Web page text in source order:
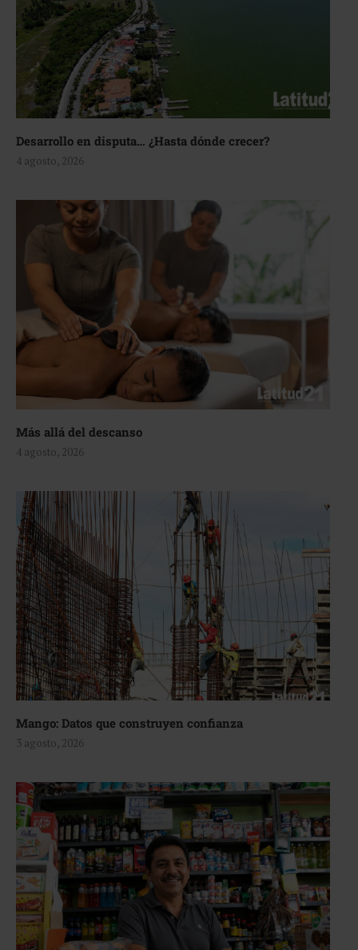
Desarrollo en disputa… ¿Hasta dónde crecer?
4 agosto, 2026
Más allá del descanso
4 agosto, 2026
Mango: Datos que construyen confianza
3 agosto, 2026